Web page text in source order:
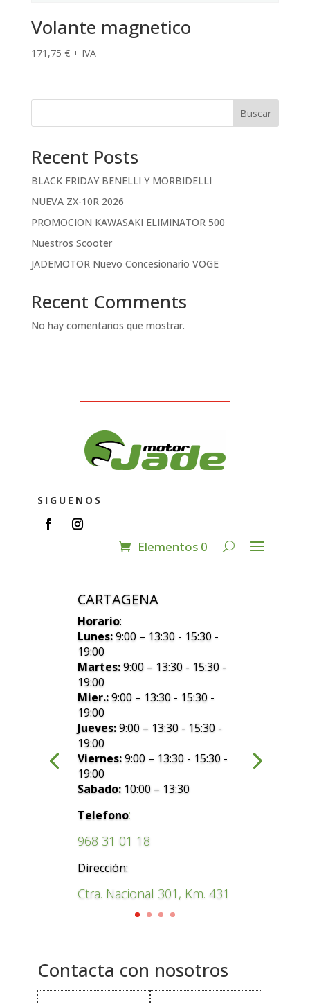
Volante magnetico
171,75 € + IVA
Buscar
Recent Posts
BLACK FRIDAY BENELLI Y MORBIDELLI
NUEVA ZX-10R 2026
PROMOCION KAWASAKI ELIMINATOR 500
Nuestros Scooter
JADEMOTOR Nuevo Concesionario VOGE
Recent Comments
No hay comentarios que mostrar.
SIGUENOS
Elementos 0
CARTAGENA
Horario:
Lunes:9:00 – 13:30 - 15:30 -
19:00
Martes:9:00 – 13:30 - 15:30 -
19:00
Mier.:9:00 – 13:30 - 15:30 -
19:00
Jueves:9:00 – 13:30 - 15:30 -
19:00
Viernes:9:00 – 13:30 - 15:30 -
19:00
Sabado: 10:00 – 13:30
Telefono:
968 31 01 18
Dirección:
Ctra. Nacional 301, Km. 431
Contacta con nosotros